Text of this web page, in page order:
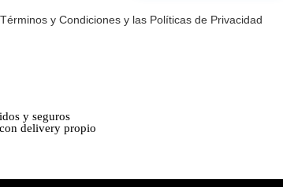
y Condiciones y las Políticas de Privacidad
y seguros
delivery propio